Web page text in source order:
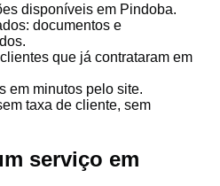
disponíveis em Pindoba.
documentos e
que já contrataram em
em minutos pelo site.
taxa de cliente, sem
serviço em